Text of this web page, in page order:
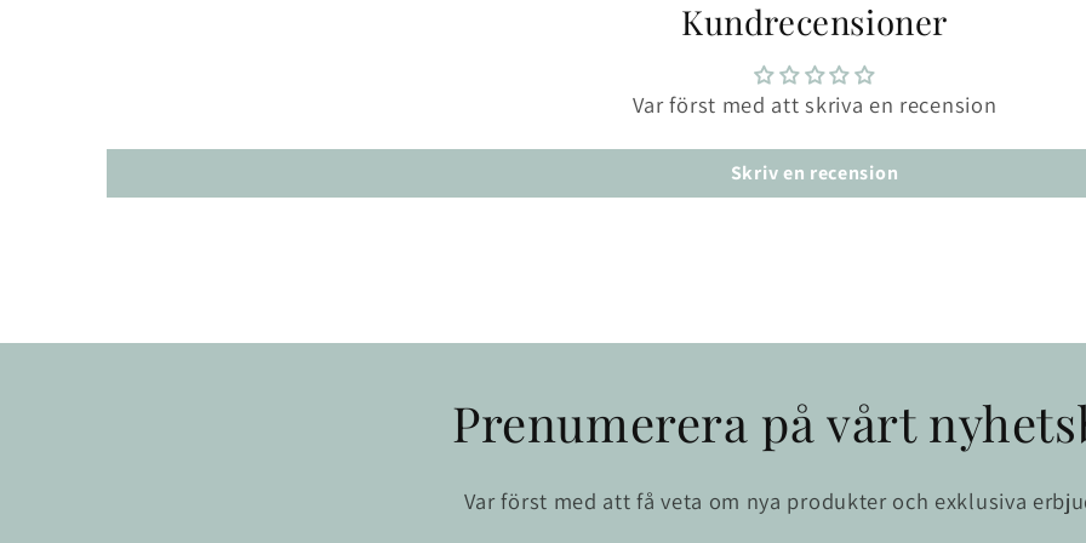
Kundrecensioner
Var först med att skriva en recension
Skriv en recension
Prenumerera på vårt
Var först med att få veta om nya produkter och exklusiva